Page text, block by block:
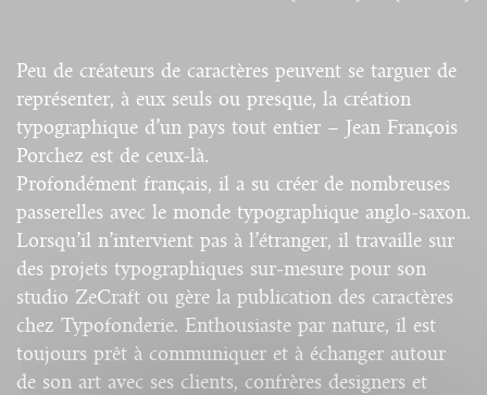
Peu de créateurs de caractères peuvent se targuer de
représenter, à eux seuls ou presque, la création
typographique d’un pays tout entier – Jean François
Porchez est de ceux-là.
Profondément français, il a su créer de nombreuses
passerelles avec le monde typographique anglo-saxon.
Lorsqu’il n’intervient pas à l’étranger, il travaille sur
des projets typographiques sur-mesure pour son
studio ZeCraft ou gère la publication des caractères
chez Typofonderie. Enthousiaste par nature, il est
toujours prêt à communiquer et à échanger autour
de son art avec ses clients, confrères designers et